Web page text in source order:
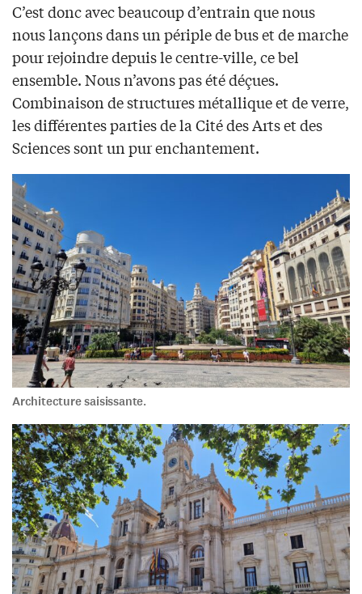
C’est donc avec beaucoup d’entrain que nous
nous lançons dans un périple de bus et de marche
pour rejoindre depuis le centre-ville, ce bel
ensemble. Nous n’avons pas été déçues.
Combinaison de structures métallique et de verre,
les différentes parties de la Cité des Arts et des
Sciences sont un pur enchantement.
Architecture saisissante.